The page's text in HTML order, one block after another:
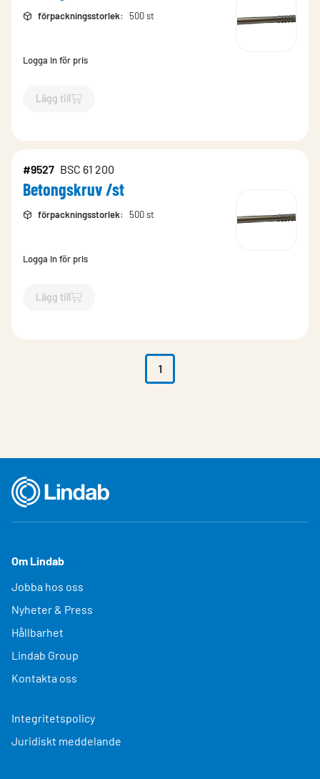
förpackningsstorlek: 500 st
Logga in för pris
Lägg till
`$Lägg till
#9527 BSC 61 200
Betongskruv /st
förpackningsstorlek: 500 st
Logga in för pris
Lägg till
`$Lägg till
1
Om Lindab
Jobba hos oss
Nyheter & Press
Hållbarhet
Lindab Group
Kontakta oss
Integritetspolicy
Juridiskt meddelande